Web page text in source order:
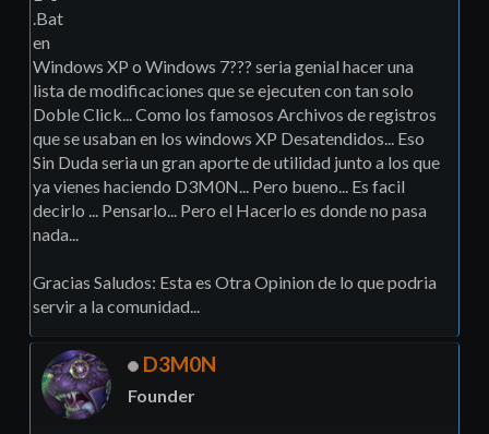
.Bat
en
Windows XP o Windows 7??? seria genial hacer una
lista de modificaciones que se ejecuten con tan solo
Doble Click... Como los famosos Archivos de registros
que se usaban en los windows XP Desatendidos... Eso
Sin Duda seria un gran aporte de utilidad junto a los que
ya vienes haciendo D3M0N... Pero bueno... Es facil
decirlo ... Pensarlo... Pero el Hacerlo es donde no pasa
nada...
Gracias Saludos: Esta es Otra Opinion de lo que podria
servir a la comunidad...
D3M0N
Founder